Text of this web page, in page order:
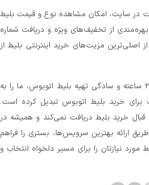
در سایت، امکان مشاهده نوع و قیمت بلیط
از تخفیف‌های ویژه و دریافت شماره‌
اصلی‌ترین مزیت‌های خرید اینترنتی بلیط از
تمام این امکانات در کنار پشتیبانی‌ ۲۴ ساعته و سادگی تهیه بلیط اتوبوس، ما را به
برای خرید بلیط اتوبوس تبدیل کرده است.
کارمزدی قبال خرید بلیط دریافت نمی‌کند و همیشه در
ارائه بهترین سرویس‌ها، بستری را فراهم
نیازتان را برای مسیر دلخواه انتخاب و